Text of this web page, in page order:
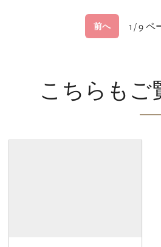
前へ 1 / 9 ペ
こちらもご